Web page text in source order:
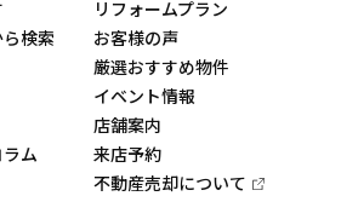
検索
ム
リフォームプラン
お客様の声
厳選おすすめ物件
イベント情報
店舗案内
来店予約
不動産売却について